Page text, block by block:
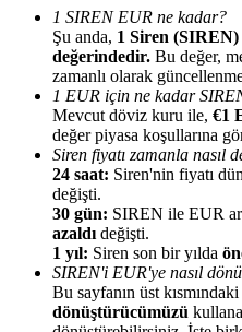
Kullanıcı başına %65'e
Yönlendirme
Arkadaşını davet et, nakit
BTC Welcome Rewards
1 SIREN EUR ne kadar?
Şu anda, 1 Siren
değerindedir. Bu değer,
zamanlı olarak
1 EUR için ne kadar
Mevcut döviz kuru ile, €1
değer piyasa koşullarına
Siren fiyatı zamanla nasıl
24 saat: Siren'nin fiyatı
değişti.
30 gün: SIREN ile EUR
azaldı değişti.
1 yıl: Siren son bir yılda
SIREN'i EUR'ye nasıl
Bu sayfanın üst kısmındaki
dönüştürücümüzü